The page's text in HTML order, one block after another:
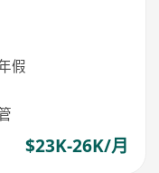
假
$23K-26K/月